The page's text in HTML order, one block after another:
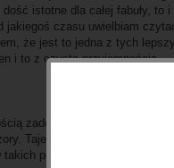
istotne dla całej fabuły,
czasu uwielbiam
że jest to jedna z tych
i to z czystą przyjemnością.
zadowoli wszystkich
Tajemnice, przerażające
powieściach. Ja jestem